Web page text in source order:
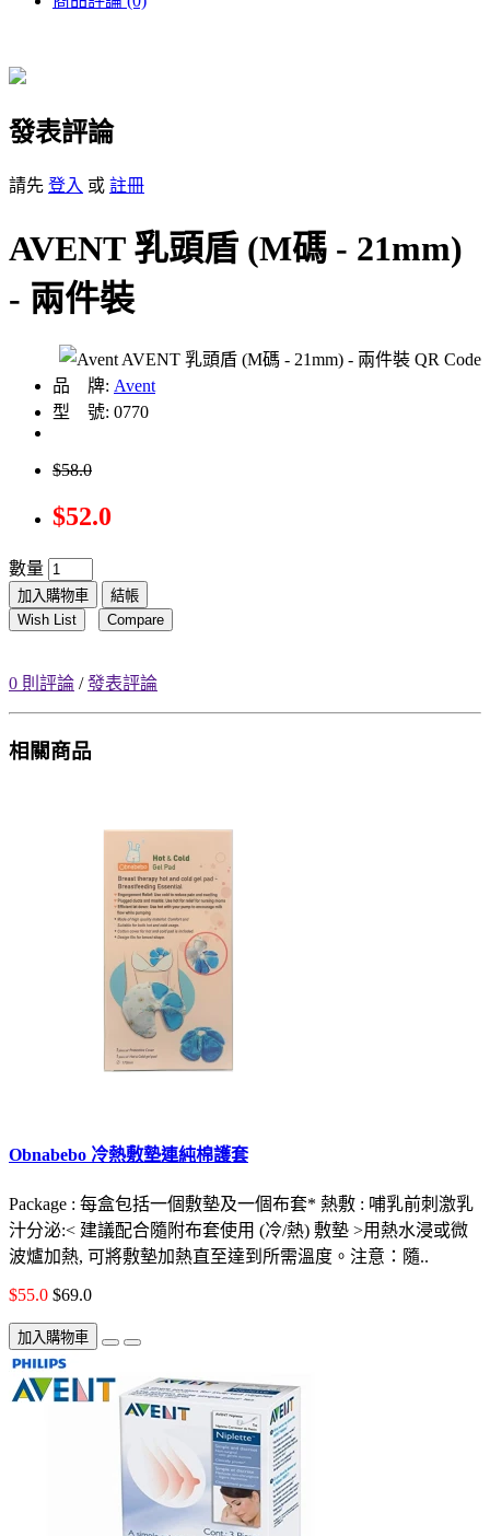
發表評論
請先 登入 或 註冊
AVENT 乳頭盾 (M碼 - 21mm)
- 兩件裝
品 牌: Avent
型 號: 0770
$58.0
$52.0
數量
加入購物車
結帳
Wish List
Compare
0 則評論 /發表評論
相關商品
Obnabebo 冷熱敷墊連純棉護套
Package : 每盒包括一個敷墊及一個布套* 熱敷 : 哺乳前刺激乳
汁分泌:< 建議配合隨附布套使用 (冷/熱) 敷墊 >用熱水浸或微
波爐加熱, 可將敷墊加熱直至達到所需溫度。注意：隨..
$55.0 $69.0
加入購物車